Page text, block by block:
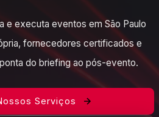
e executa eventos em São Paulo
fornecedores certificados e
do briefing ao pós-evento.
Serviços